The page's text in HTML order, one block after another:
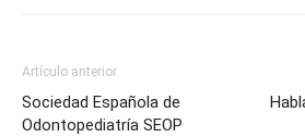
Artículo anterior
Sociedad Española de
Odontopediatría SEOP